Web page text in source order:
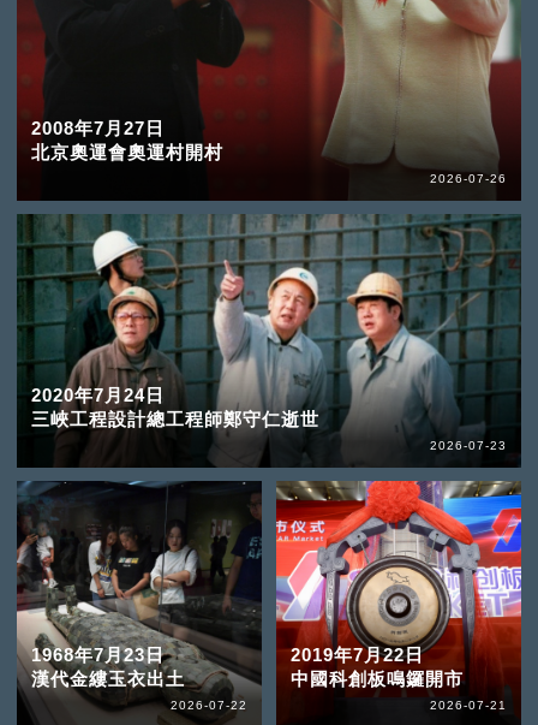
2008年7月27日
北京奧運會奧運村開村
2026-07-26
2020年7月24日
三峽工程設計總工程師鄭守仁逝世
2026-07-23
1968年7月23日
漢代金縷玉衣出土
2026-07-22
2019年7月22日
中國科創板鳴鑼開市
2026-07-21